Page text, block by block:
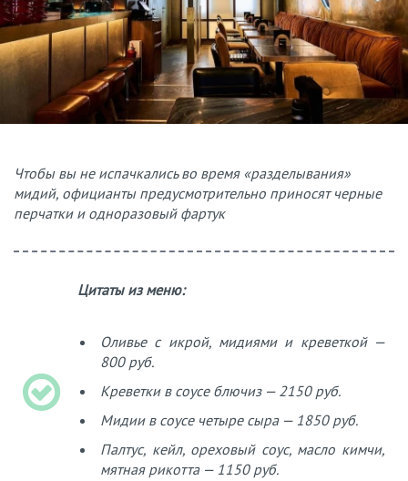
Чтобы вы не испачкались во время «разделывания»
мидий, официанты предусмотрительно приносят черные
перчатки и одноразовый фартук
Цитаты из меню:
Оливье с икрой, мидиями и креветкой —
800 руб.
Креветки в соусе блючиз — 2150 руб.
Мидии в соусе четыре сыра — 1850 руб.
Палтус, кейл, ореховый соус, масло кимчи,
мятная рикотта — 1150 руб.